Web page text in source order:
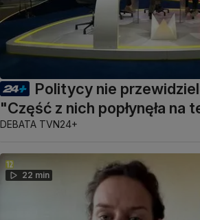
Politycy nie
"Część z nich popłynęła na
DEBATA TVN24+
22 min